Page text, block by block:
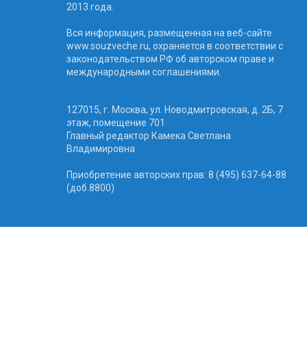
2013 года.
Вся информация, размещенная на веб-сайте
www.souzveche.ru, охраняется в соответствии с
законодательством РФ об авторском праве и
международными соглашениями.
127015, г. Москва, ул. Новодмитровская, д. 2Б, 7
этаж, помещение 701
Главный редактор Камека Светлана
Владимировна
Приобретение авторских прав: 8 (495) 637-64-88
(доб.8800)